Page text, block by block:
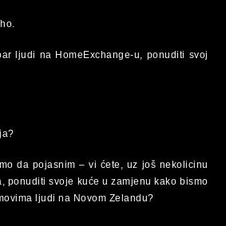
ljudi na HomeExchange-u, ponuditi svoj
da pojasnim – vi ćete, uz još nekolicinu
ponuditi svoje kuće u zamjenu kako bismo
ljudi na Novom Zelandu?